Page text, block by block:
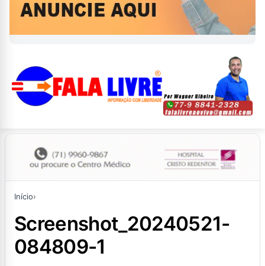
Início›
screenshot_20240521-
084809-1